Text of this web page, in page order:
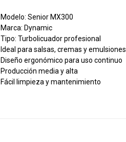
Modelo: Senior MX300
Marca: Dynamic
Tipo: Turbolicuador profesional
Ideal para salsas, cremas y emulsiones
Diseño ergonómico para uso continuo
Producción media y alta
Fácil limpieza y mantenimiento